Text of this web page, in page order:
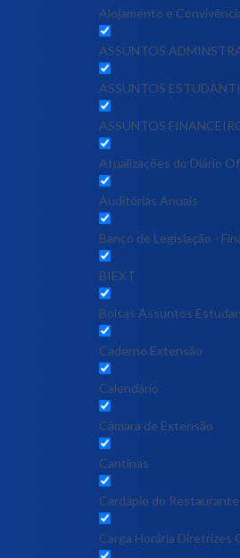
Alojamento e
ASSUNTOS
ASSUNTOS
ASSUNTOS
Atualizações do Diário
Auditórias Anuais
Banco de Legislação -
BIEXT
Bolsas Assuntos
Caderno Extensão
Calendário
Câmara de Extensão
Cantinas
Cardápio do
Carga Horária Diretrizes